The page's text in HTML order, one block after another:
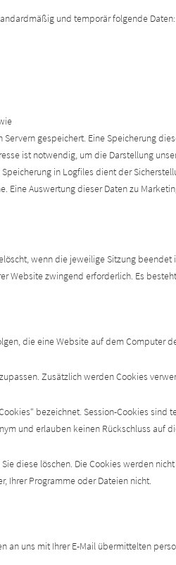
und temporär folgende Daten:
gespeichert. Eine Speicherung
ist notwendig, um die Darstellung
in Logfiles dient der
Eine Auswertung dieser Daten zu
wenn die jeweilige Sitzung
Website zwingend erforderlich. Es
die eine Website auf dem Computer
Zusätzlich werden Cookies
bezeichnet. Session-Cookies
und erlauben keinen Rückschluss auf
diese löschen. Die Cookies werden
Ihrer Programme oder Dateien nicht.
an uns mit Ihrer E-Mail übermittelten